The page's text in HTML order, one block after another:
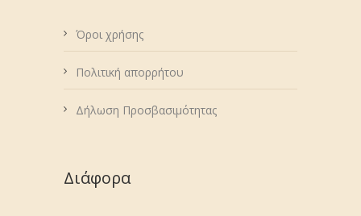
Όροι χρήσης
Πολιτική απορρήτου
Δήλωση Προσβασιμότητας
Διάφορα